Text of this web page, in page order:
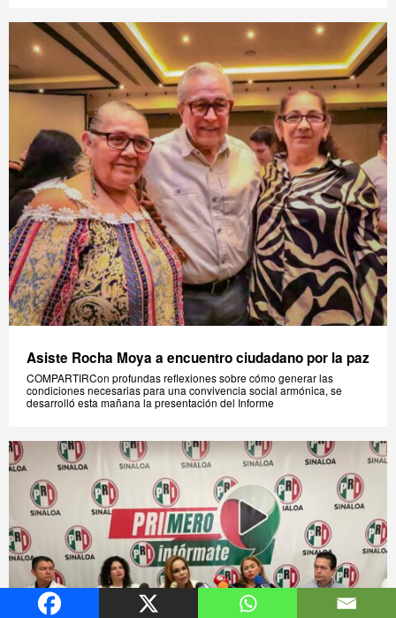
Asiste Rocha Moya a encuentro ciudadano por la paz
COMPARTIRCon profundas reflexiones sobre cómo generar las
condiciones necesarias para una convivencia social armónica, se
desarrolló esta mañana la presentación del Informe